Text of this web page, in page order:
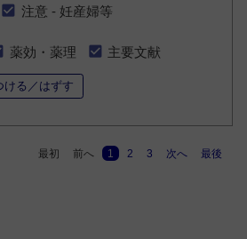
注意 - 妊産婦等
薬効・薬理 主要文献
ける／はずす
最初 前へ 1 2 3 次へ 最後